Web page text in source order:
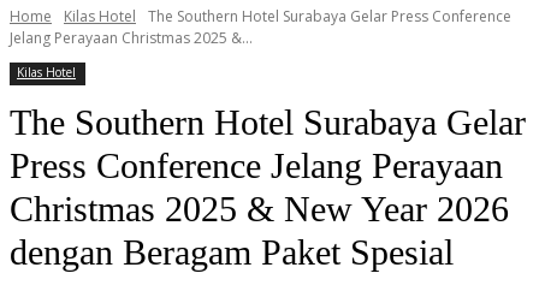
Home Kilas Hotel
The Southern Hotel Surabaya Gelar Press Conference
Jelang Perayaan Christmas 2025 &...
Kilas Hotel
The Southern Hotel Surabaya Gelar
Press Conference Jelang Perayaan
Christmas 2025 & New Year 2026
dengan Beragam Paket Spesial